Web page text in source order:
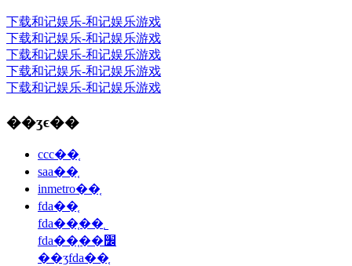
下载和记娱乐-和记娱乐游戏
下载和记娱乐-和记娱乐游戏
下载和记娱乐-和记娱乐游戏
下载和记娱乐-和记娱乐游戏
下载和记娱乐-和记娱乐游戏
��ʒϵ��
ccc��֤
saa��֤
inmetro��֤
fda��֤
fda��֤��˾
fda��֤��׼
��ʒfda��֤